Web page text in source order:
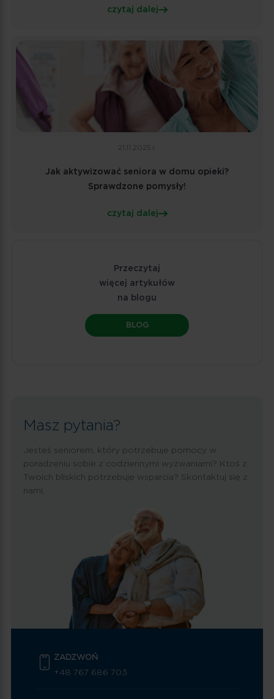
czytaj dalej
21.11.2025 r.
Jak aktywizować seniora w domu opieki?
Sprawdzone pomysły!
czytaj dalej
Przeczytaj
więcej artykułów
na blogu
BLOG
Masz pytania?
Jesteś seniorem, który potrzebuje pomocy w
poradzeniu sobie z codziennymi wyzwaniami? Ktoś z
Twoich bliskich potrzebuje wsparcia? Skontaktuj się z
nami.
ZADZWOŃ
+48 767 686 703